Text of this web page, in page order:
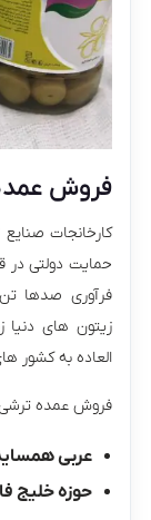
فروش
کارخانجات
حمایت دولتی در
فرآوری صدها
زیتون های دنیا
العاده به کشور
فروش عمده ترشی
عربی
حوزه خلیج